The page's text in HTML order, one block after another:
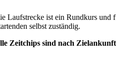
Laufstrecke ist ein Rundkurs und
selbst zuständig.
Zeitchips sind nach